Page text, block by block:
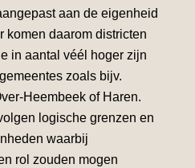
aan de eigenheid
komen daarom districten
in aantal véél hoger zijn
zoals bijv.
Heembeek of Haren.
logische grenzen en
waarbij
rol zouden mogen